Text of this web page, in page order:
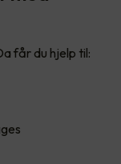
får du hjelp til: